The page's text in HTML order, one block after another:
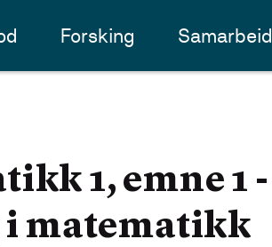
Forsking Samarbeid
1, emne 1 -
matematikk